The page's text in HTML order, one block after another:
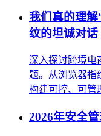
我们真的理
纹的坦诚对话
深入探讨跨境电
题。从浏览器指
构建可控、可管
2026年安全